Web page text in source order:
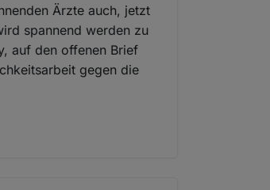
Ärzte auch, jetzt
spannend werden zu
auf den offenen Brief
gegen die